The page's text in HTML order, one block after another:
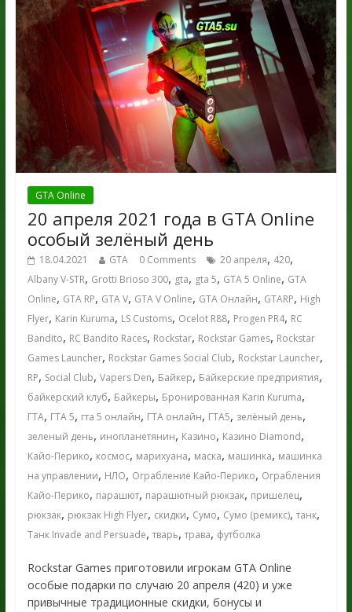
GTA Online
20 апреля 2021 года в GTA Online
особый зелёный день
18.04.2021 GTA 0 Comments 20 апреля, 420,
Albany V-STR, Grotti Brioso 300, gta, gta 5, GTA 5 Online, GTA
Online, GTA RP, GTA V, GTA V Online, GTA Онлайн, GTARP, High
Flyer, Karin Kuruma, LS Customs, Ocelot R88, Progen PR4, RC
Bandito, RC Bandito Races, Rockstar, Rockstar Games, Rockstar
Games Launcher, Rockstar Games Social Club, Rockstar Launcher,
RP, Social Club, Vapers Den, Байкер, Байкерские предприятия,
байкерский клуб, Байкеры, Бронированная Karin Kuruma,
ГТА, ГТА 5, гта 5 онлайн, ГТА онлайн, ГТА5, зелёный день,
зеленый день, инопланетянин, Казино, Казино Diamond,
Кайо-Перико, космос, марихуана, маска, машинка, машинка
на управлении, НЛО, Ограбление Кайо-Перико, Ограбления
Кайо-Перико, парашют, парашютный рюкзак, пришелец,
рюкзак, рюкзак High Flyer, скидки, Сумо, Сумо (ремикс), танк,
Танк Invade and Persuade, тварь, трава, футболка
Rockstar Games приготовили игрокам GTA Online
особые подарки по случаю 20 апреля (420) и уже
привычные традиционные скидки, бонусы и